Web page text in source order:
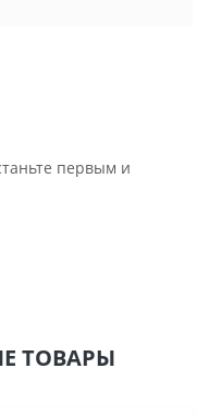
первым и
ТОВАРЫ